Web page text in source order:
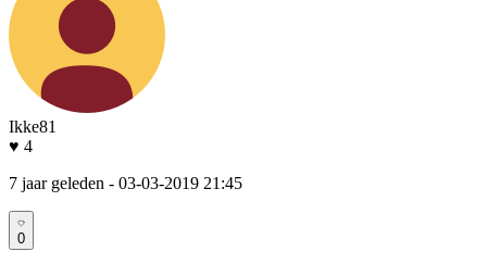
Ikke81
♥ 4
7 jaar geleden - 03-03-2019 21:45
0